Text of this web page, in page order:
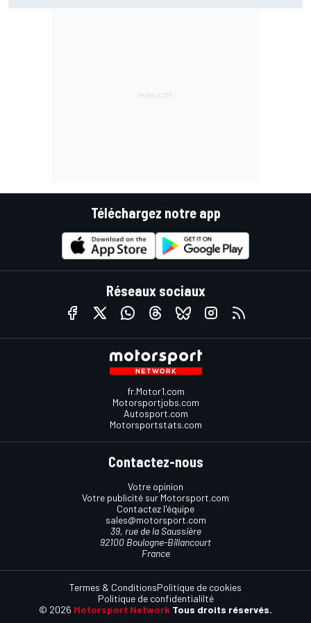
Téléchargez notre app
Réseaux sociaux
fr.Motor1.com
Motorsportjobs.com
Autosport.com
Motorsportstats.com
Contactez-nous
Votre opinion
Votre publicité sur Motorsport.com
Contactez l'équipe
sales@motorsport.com
39, rue de la Saussière
92100 Boulogne-Billancourt
France
© 2026 Motorsport Network Tous droits réservés.
Termes & ConditionsPolitique de cookies
Politique de confidentialilté